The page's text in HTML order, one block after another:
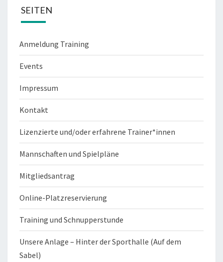
SEITEN
Anmeldung Training
Events
Impressum
Kontakt
Lizenzierte und/oder erfahrene Trainer*innen
Mannschaften und Spielpläne
Mitgliedsantrag
Online-Platzreservierung
Training und Schnupperstunde
Unsere Anlage – Hinter der Sporthalle (Auf dem
Sabel)